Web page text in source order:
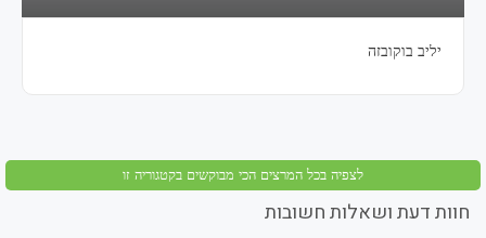
יליב בוקובזה
לצפיה בכל המרצים הכי מבוקשים בקטגוריה זו
חוות דעת ושאלות חשובות